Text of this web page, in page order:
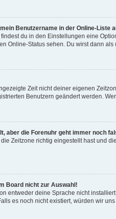
Benutzername in der Online-Liste
du in den Einstellungen eine
Online-Status sehen. Du wirst dann als
Zeit nicht deiner eigenen
Benutzern geändert werden.
aber die Forenuhr geht immer noch
Zeitzone richtig eingestellt hast und
Board nicht zur Auswahl!
entweder deine Sprache nicht
es noch nicht existiert, würden wir